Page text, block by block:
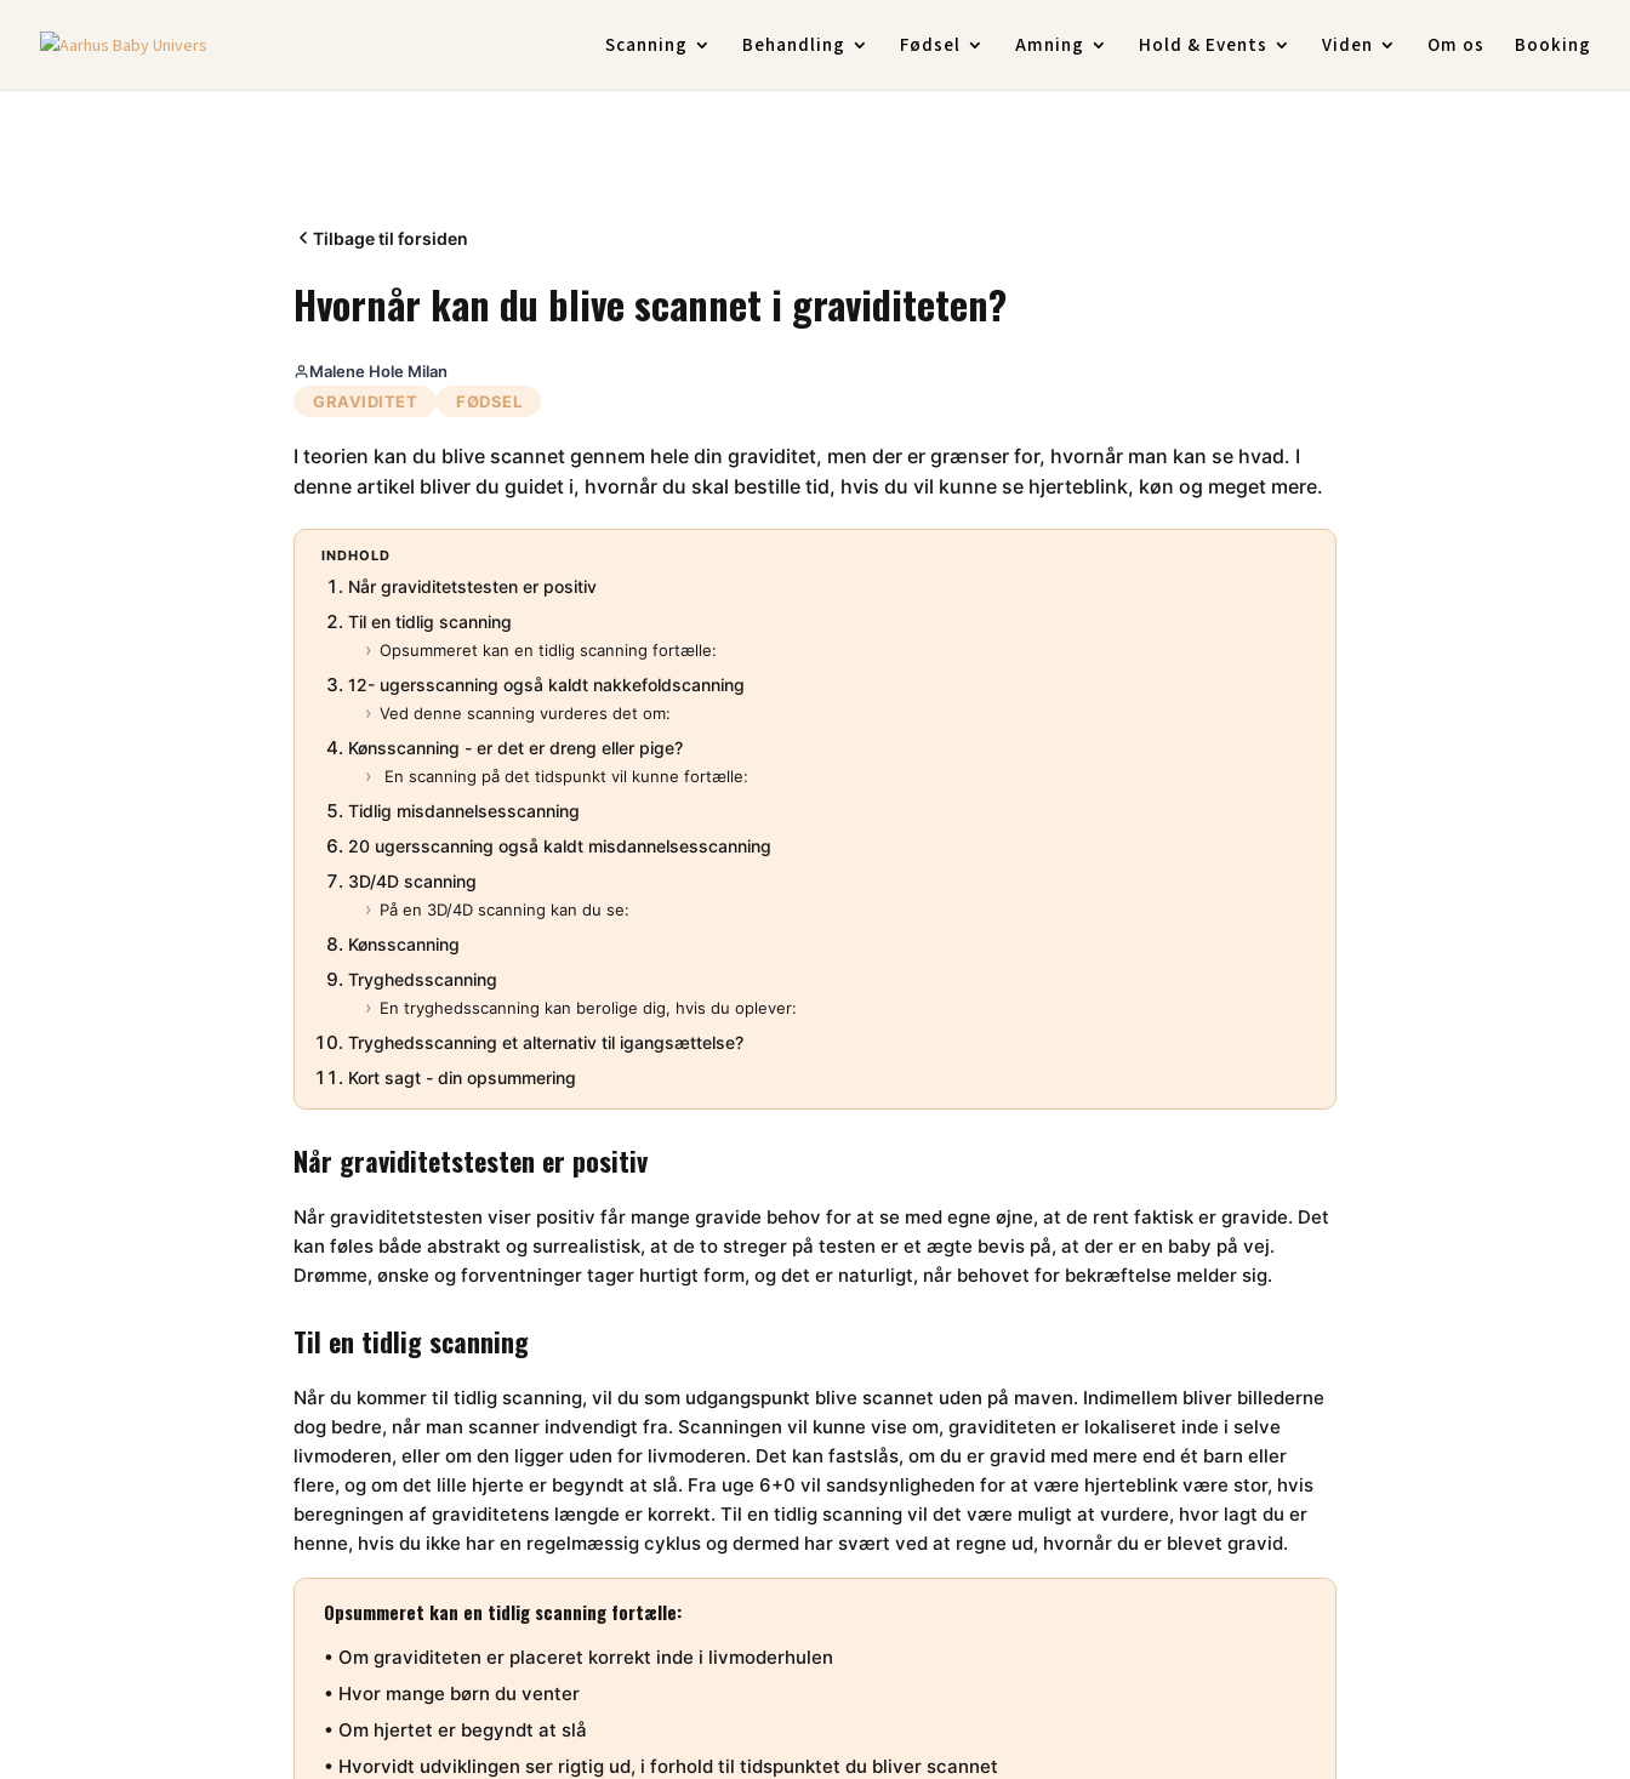
Scanning Behandling Fødsel Amning Hold & Events Viden Om os Booking
Tilbage til forsiden
Hvornår kan du blive scannet i graviditeten?
Malene Hole Milan
GRAVIDITET
FØDSEL
I teorien kan du blive scannet gennem hele din graviditet, men der er grænser for, hvornår man kan se hvad. I
denne artikel bliver du guidet i, hvornår du skal bestille tid, hvis du vil kunne se hjerteblink, køn og meget mere.
INDHOLD
Når graviditetstesten er positiv
Til en tidlig scanning
Opsummeret kan en tidlig scanning fortælle:
12- ugersscanning også kaldt nakkefoldscanning
Ved denne scanning vurderes det om:
Kønsscanning - er det er dreng eller pige?
En scanning på det tidspunkt vil kunne fortælle:
Tidlig misdannelsesscanning
20 ugersscanning også kaldt misdannelsesscanning
3D/4D scanning
På en 3D/4D scanning kan du se:
Kønsscanning
Tryghedsscanning
En tryghedsscanning kan berolige dig, hvis du oplever:
Tryghedsscanning et alternativ til igangsættelse?
Kort sagt - din opsummering
Når graviditetstesten er positiv
Når graviditetstesten viser positiv får mange gravide behov for at se med egne øjne, at de rent faktisk er gravide. Det
kan føles både abstrakt og surrealistisk, at de to streger på testen er et ægte bevis på, at der er en baby på vej.
Drømme, ønske og forventninger tager hurtigt form, og det er naturligt, når behovet for bekræftelse melder sig.
Til en tidlig scanning
Når du kommer til tidlig scanning, vil du som udgangspunkt blive scannet uden på maven. Indimellem bliver billederne
dog bedre, når man scanner indvendigt fra. Scanningen vil kunne vise om, graviditeten er lokaliseret inde i selve
livmoderen, eller om den ligger uden for livmoderen. Det kan fastslås, om du er gravid med mere end ét barn eller
flere, og om det lille hjerte er begyndt at slå. Fra uge 6+0 vil sandsynligheden for at være hjerteblink være stor, hvis
beregningen af graviditetens længde er korrekt. Til en tidlig scanning vil det være muligt at vurdere, hvor lagt du er
henne, hvis du ikke har en regelmæssig cyklus og dermed har svært ved at regne ud, hvornår du er blevet gravid.
Opsummeret kan en tidlig scanning fortælle:
• Om graviditeten er placeret korrekt inde i livmoderhulen
• Hvor mange børn du venter
• Om hjertet er begyndt at slå
• Hvorvidt udviklingen ser rigtig ud, i forhold til tidspunktet du bliver scannet